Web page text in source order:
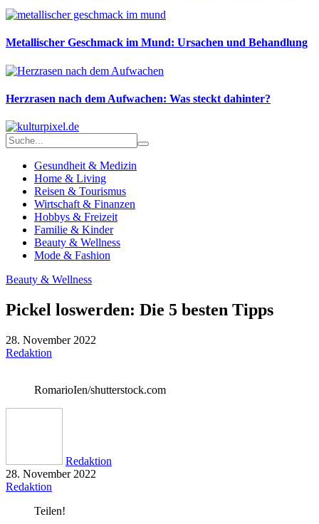
Metallischer Geschmack im Mund: Ursachen und Behandlung
Herzrasen nach dem Aufwachen: Was steckt dahinter?
Gesundheit & Medizin
Home & Living
Reisen & Tourismus
Wirtschaft & Finanzen
Hobbys & Freizeit
Familie & Kinder
Beauty & Wellness
Mode & Fashion
Beauty & Wellness
Pickel loswerden: Die 5 besten Tipps
28. November 2022
Redaktion
RomarioIen/shutterstock.com
Redaktion
28. November 2022
Redaktion
Teilen!